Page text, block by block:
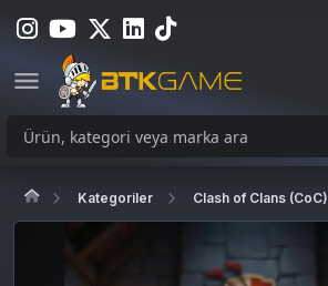
Kategoriler Clash of Clans (CoC)